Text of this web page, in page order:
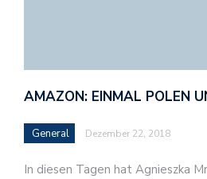
AMAZON: EINMAL POLEN
General Dezember 22, 2018
In diesen Tagen hat Agnieszka